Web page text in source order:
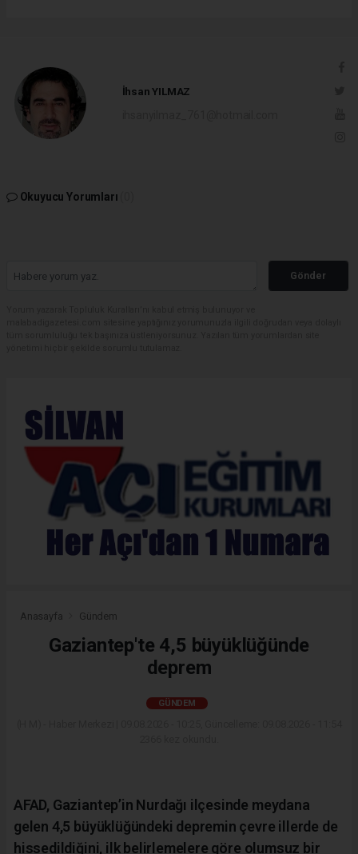
İhsan YILMAZ
Okuyucu Yorumları
Gönder
Anasayfa Gündem
Gaziantep'te 4,5 büyüklüğünde
deprem
GÜNDEM
AFAD, Gaziantep’in Nurdağı ilçesinde meydana
gelen 4,5 büyüklüğündeki depremin çevre illerde de
hissedildiğini, ilk belirlemelere göre olumsuz bir